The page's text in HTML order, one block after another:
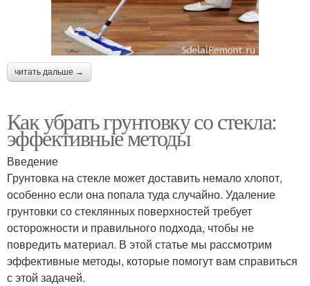
читать дальше →
Как убрать грунтовку со стекла:
эффективные методы
Введение
Грунтовка на стекле может доставить немало хлопот,
особенно если она попала туда случайно. Удаление
грунтовки со стеклянных поверхностей требует
осторожности и правильного подхода, чтобы не
повредить материал. В этой статье мы рассмотрим
эффективные методы, которые помогут вам справиться
с этой задачей.